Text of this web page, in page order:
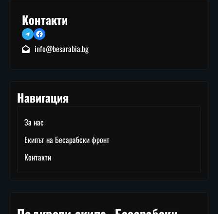
Контакти
TelegramFacebook
info@besarabia.bg
Навигация
За нас
Екипът на Бесарабски фронт
Контакти